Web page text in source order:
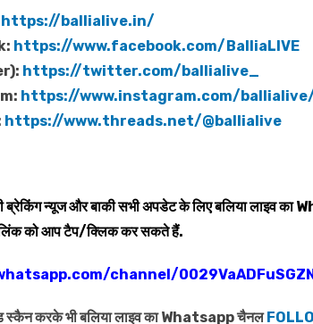
https://ballialive.in/
https://www.facebook.com/BalliaLIVE
https://twitter.com/ballialive_
https://www.instagram.com/
https://www.threads.net/@ballialive
ब्रेकिंग न्यूज और बाकी सभी अपडेट के लिए बलिया लाइव का
लिंक को आप टैप/क्लिक कर सकते हैं.
channel/
स्कैन करके भी बलिया लाइव का Whatsapp चैनल